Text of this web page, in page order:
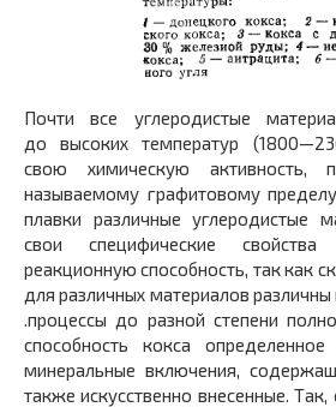
Почти все углеродистые
до высоких температур
свою химическую активность,
называемому графитовому
плавки различные углеродистые
свои специфические
реакционную способность, так как
для различных материалов различны
.процессы до разной степени
способность кокса
минеральные включения,
также искусственно внесенные.